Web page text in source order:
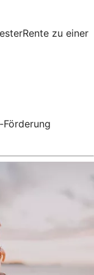
zu einer
Förderung